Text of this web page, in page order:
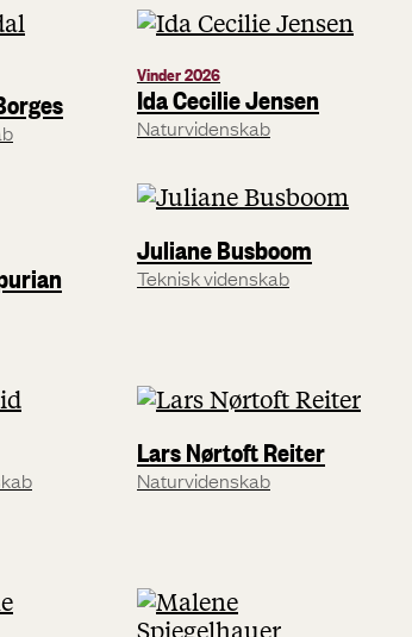
Vinder 2026
Ida Cecilie Jensen
Naturvidenskab
Juliane Busboom
Teknisk videnskab
Lars Nørtoft Reiter
Naturvidenskab